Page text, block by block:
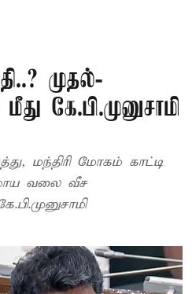
முதல்-
கே.பி.முனுசாமி
மந்திரி மோகம் காட்டி
வலை வீச